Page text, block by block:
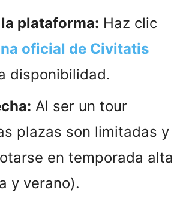
plataforma: Haz clic
oficial de Civitatis
disponibilidad.
Al ser un tour
plazas son limitadas y
en temporada alta
y verano).